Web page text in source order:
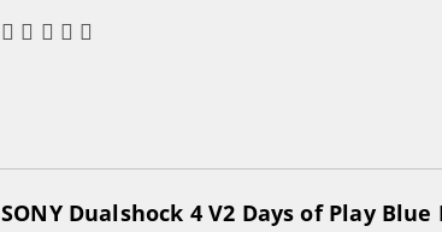
SONY Dualshock 4 V2 Days of Play